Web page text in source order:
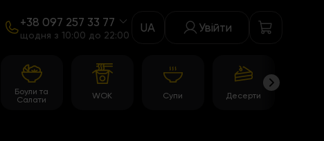
+38 097 257 33 77
щодня з 10:00 до 22:00
UA Увійти
Боули та
Салати
WOK Супи Десерти